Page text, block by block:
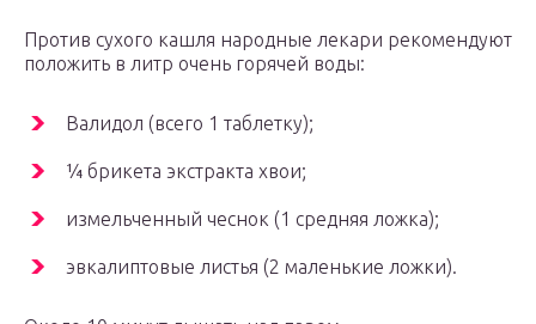
Против сухого кашля народные лекари рекомендуют
положить в литр очень горячей воды:
Валидол (всего 1 таблетку);
¼ брикета экстракта хвои;
измельченный чеснок (1 средняя ложка);
эвкалиптовые листья (2 маленькие ложки).